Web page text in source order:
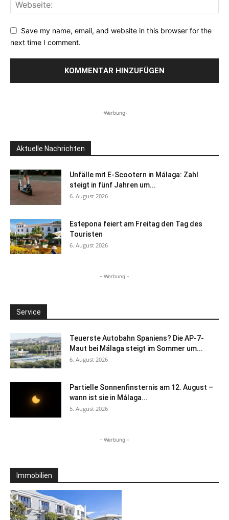
Save my name, email, and website in this browser for the
next time I comment.
-Werbung-
Aktuelle Nachrichten
Unfälle mit E-Scootern in Málaga: Zahl
steigt in fünf Jahren um...
6. August 2026
Estepona feiert am Freitag den Tag des
Touristen
6. August 2026
- Werbung -
Service
Teuerste Autobahn Spaniens? Die AP-7-
Maut bei Málaga steigt im Sommer um...
6. August 2026
Partielle Sonnenfinsternis am 12. August –
wann ist sie in Málaga...
5. August 2026
- Werbung -
Immobilien